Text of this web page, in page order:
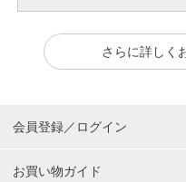
さらに詳しく
会員登録／ログイン
お買い物ガイド